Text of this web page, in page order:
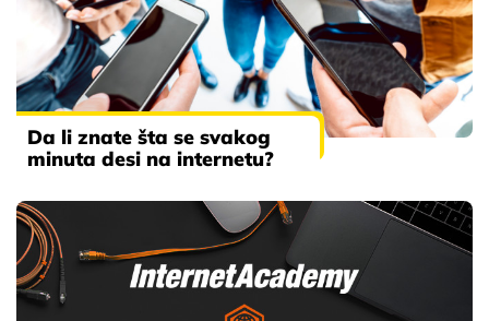
Da li znate šta se svakog
minuta desi na internetu?